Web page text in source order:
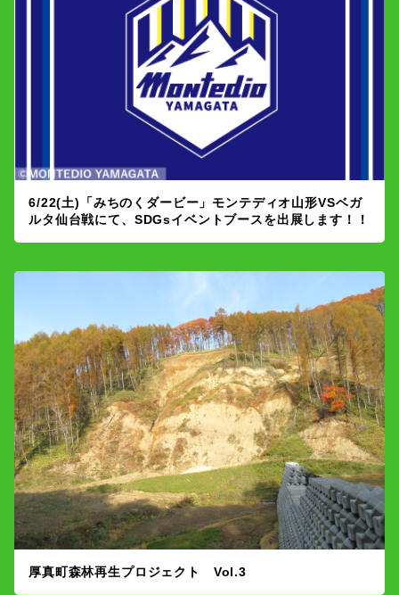
6/22(土)「みちのくダービー」モンテディオ山形VSベガ
ルタ仙台戦にて、SDGsイベントブースを出展します！！
厚真町森林再生プロジェクト Vol.3